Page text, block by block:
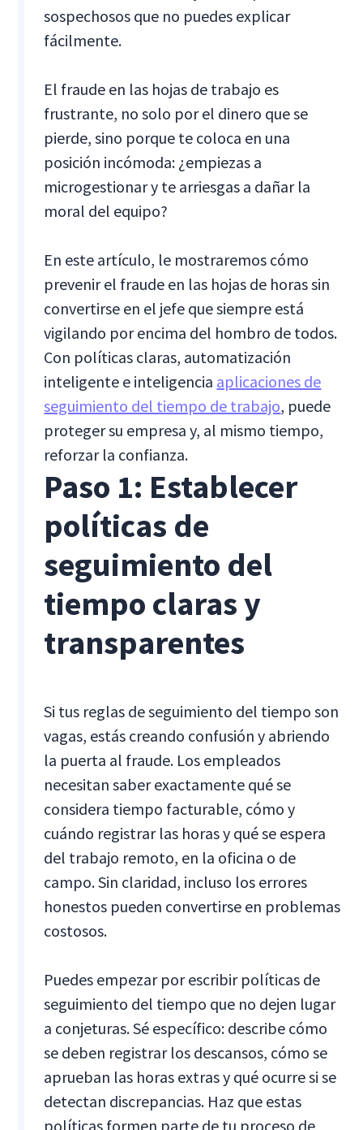
sospechosos que no puedes explicar
fácilmente.
El fraude en las hojas de trabajo es
frustrante, no solo por el dinero que se
pierde, sino porque te coloca en una
posición incómoda: ¿empiezas a
microgestionar y te arriesgas a dañar la
moral del equipo?
En este artículo, le mostraremos cómo
prevenir el fraude en las hojas de horas sin
convertirse en el jefe que siempre está
vigilando por encima del hombro de todos.
Con políticas claras, automatización
inteligente e inteligencia aplicaciones de
seguimiento del tiempo de trabajo, puede
proteger su empresa y, al mismo tiempo,
reforzar la confianza.
Paso 1: Establecer
políticas de
seguimiento del
tiempo claras y
transparentes
Si tus reglas de seguimiento del tiempo son
vagas, estás creando confusión y abriendo
la puerta al fraude. Los empleados
necesitan saber exactamente qué se
considera tiempo facturable, cómo y
cuándo registrar las horas y qué se espera
del trabajo remoto, en la oficina o de
campo. Sin claridad, incluso los errores
honestos pueden convertirse en problemas
costosos.
Puedes empezar por escribir políticas de
seguimiento del tiempo que no dejen lugar
a conjeturas. Sé específico: describe cómo
se deben registrar los descansos, cómo se
aprueban las horas extras y qué ocurre si se
detectan discrepancias. Haz que estas
políticas formen parte de tu proceso de